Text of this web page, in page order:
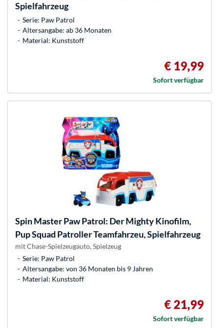
Spielfahrzeug
Serie: Paw Patrol
Altersangabe: ab 36 Monaten
Material: Kunststoff
€ 19,99
Sofort verfügbar
Spin MasterPaw Patrol: Der Mighty Kinofilm,
Pup Squad Patroller Teamfahrzeu, Spielfahrzeug
mit Chase-Spielzeugauto, Spielzeug
Serie: Paw Patrol
Altersangabe: von 36 Monaten bis 9 Jahren
Material: Kunststoff
€ 21,99
Sofort verfügbar